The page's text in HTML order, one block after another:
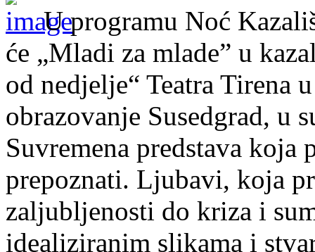
U programu Noć
će „Mladi za mlade” u
od nedjelje“ Teatra Tirena
obrazovanje Susedgrad, u
Suvremena predstava
prepoznati. Ljubavi, koja
zaljubljenosti do kriza i
idealiziranim slikama i